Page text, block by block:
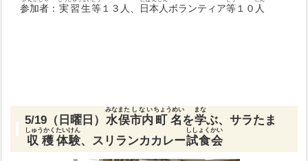
参加者 ： 実習生等１３人、 日本人ボランティア等１０ 人
5/19（日曜日） 水俣
みなまた
市内
しない
町名
ちょうめい
を学
まな
ぶ、サラたま
収穫
しゅうかく
体験
たいけん
、スリランカカレー試食会
ししょくかい